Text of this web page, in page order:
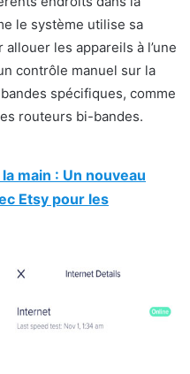
le système utilise sa
les appareils à l’une
contrôle manuel sur la
spécifiques, comme
routeurs bi-bandes.
main : Un nouveau
Etsy pour les